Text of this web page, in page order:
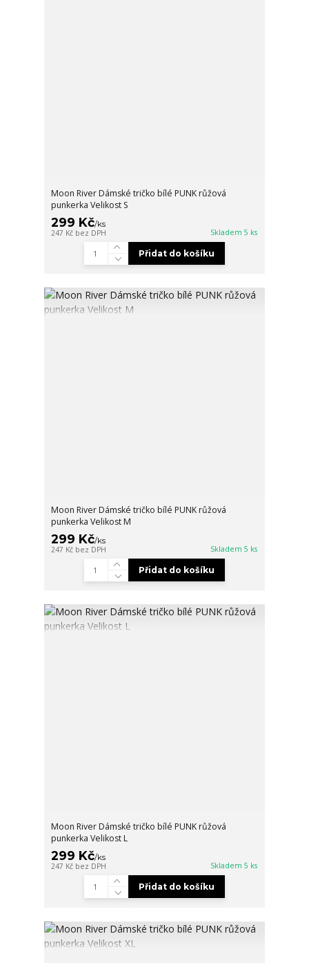
Moon River Dámské tričko bílé PUNK růžová
punkerka Velikost S
299 Kč/ks
247 Kč bez DPH Skladem 5 ks
Přidat do košíku
Moon River Dámské tričko bílé PUNK růžová
punkerka Velikost M
299 Kč/ks
247 Kč bez DPH Skladem 5 ks
Přidat do košíku
Moon River Dámské tričko bílé PUNK růžová
punkerka Velikost L
299 Kč/ks
247 Kč bez DPH Skladem 5 ks
Přidat do košíku